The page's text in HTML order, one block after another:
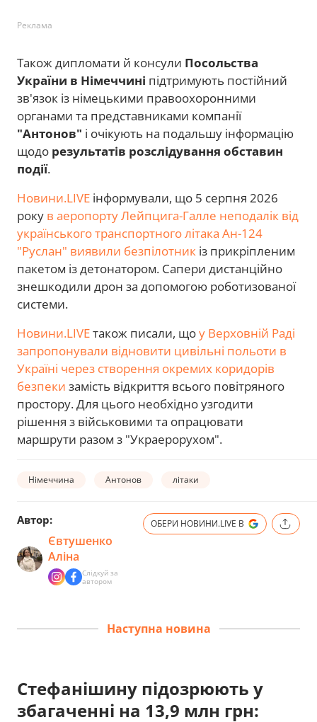
Реклама
Також дипломати й консули Посольства
України в Німеччині підтримують постійний
зв'язок із німецькими правоохоронними
органами та представниками компанії
"Антонов" і очікують на подальшу інформацію
щодо результатів розслідування обставин
події.
Новини.LIVE інформували, що 5 серпня 2026
року в аеропорту Лейпцига-Галле неподалік від
українського транспортного літака Ан-124
"Руслан" виявили безпілотник із прикріпленим
пакетом із детонатором. Сапери дистанційно
знешкодили дрон за допомогою роботизованої
системи.
Новини.LIVEтакож писали, щоу Верховній Раді
запропонували відновити цивільні польоти в
Україні через створення окремих коридорів
безпеки замість відкриття всього повітряного
простору. Для цього необхідно узгодити
рішення з військовими та опрацювати
маршрути разом з "Украерорухом".
Німеччина Антонов літаки
Автор:
Євтушенко
Аліна
Слідкуй за
автором
ОБЕРИ НОВИНИ.LIVE В
Наступна новина
Стефанішину підозрюють у
збагаченні на 13,9 млн грн: